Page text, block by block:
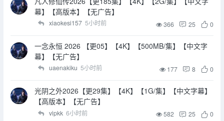
幕】【高版本】【无广告】
xiaokesi157 5小时前 366 25 0
一念永恒 2026 【更05】【4K】【500MB/集】【中文字
幕】【无广告】
uaenakiku 5小时前 177 8 0
光阴之外2026【更29集】【4K】【1G/集】【中文字幕】
【高版本】【无广告】
vipkk 6小时前 582 25 0